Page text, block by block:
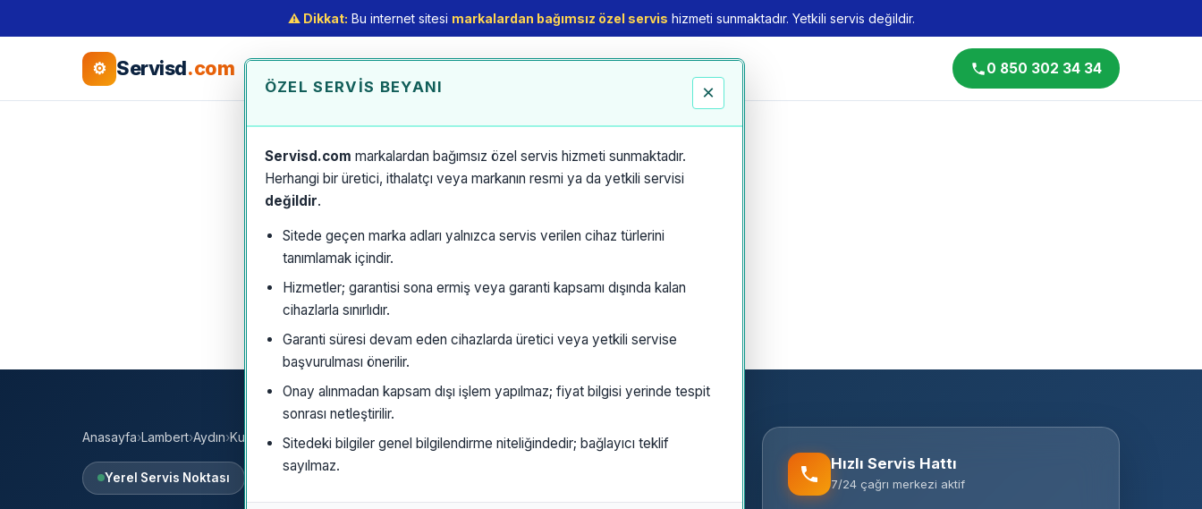
⚠️ Dikkat: Bu internet sitesi markalardan bağımsız özel servis hizmeti sunmaktadır. Yetkili servis değildir.
ÖZEL SERVIS BEYANI ×
Servisd.com markalardan bağımsız özel servis hizmeti sunmaktadır.
Herhangi bir üretici, ithalatçı veya markanın resmi ya da yetkili servisi
değildir.
Sitede geçen marka adları yalnızca servis verilen cihaz türlerini
tanımlamak içindir.
Hizmetler; garantisi sona ermiş veya garanti kapsamı dışında kalan
cihazlarla sınırlıdır.
Garanti süresi devam eden cihazlarda üretici veya yetkili servise
başvurulması önerilir.
Onay alınmadan kapsam dışı işlem yapılmaz; fiyat bilgisi yerinde tespit
sonrası netleştirilir.
Sitedeki bilgiler genel bilgilendirme niteliğindedir; bağlayıcı teklif
sayılmaz.
⚙ Servisd.com 0 850 302 34 34
Anasayfa›Lambert›Aydın›Kuşadası
Yerel Servis Noktası
Hızlı Servis Hattı
7/24 çağrı merkezi aktif